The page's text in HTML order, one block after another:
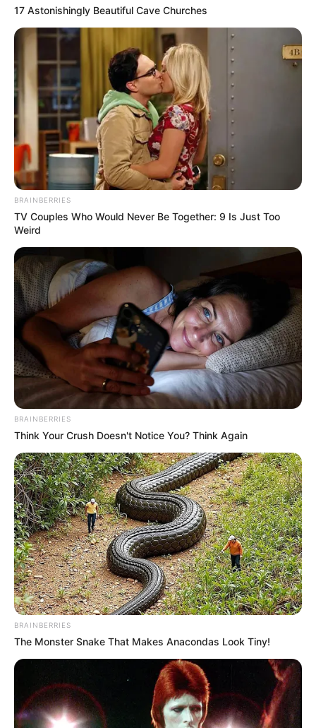
17 Astonishingly Beautiful Cave Churches
BRAINBERRIES
TV Couples Who Would Never Be Together: 9 Is Just Too
Weird
BRAINBERRIES
Think Your Crush Doesn't Notice You? Think Again
BRAINBERRIES
The Monster Snake That Makes Anacondas Look Tiny!